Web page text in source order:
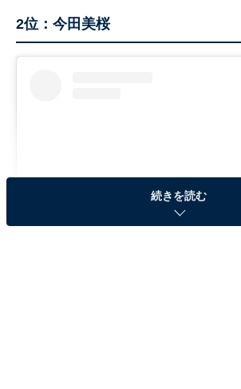
2位：今田美桜
続きを読む